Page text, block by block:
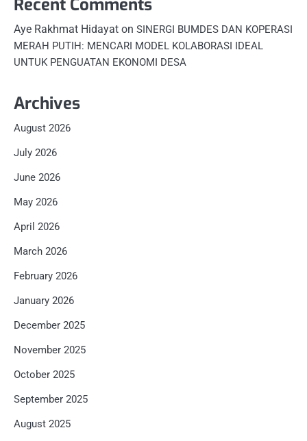
Recent Comments
Aye Rakhmat Hidayat on SINERGI BUMDES DAN KOPERASI
MERAH PUTIH: MENCARI MODEL KOLABORASI IDEAL
UNTUK PENGUATAN EKONOMI DESA
Archives
August 2026
July 2026
June 2026
May 2026
April 2026
March 2026
February 2026
January 2026
December 2025
November 2025
October 2025
September 2025
August 2025